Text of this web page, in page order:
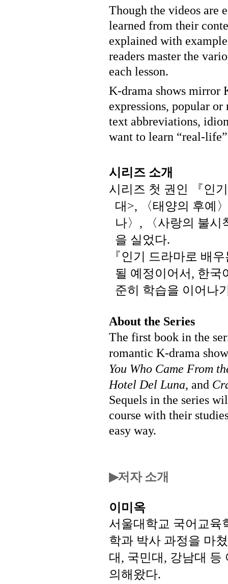
Though the videos are
learned from their
explained with
readers master the
each lesson.
K-drama shows mirror
expressions, popular
text abbreviations,
want to learn “real-
시리즈 소개
시리즈 첫 권인
『인기
대>, 〈태양의 후예
나〉 , 〈사랑의 불시
을 실었다.
『인기 드라마로 배
될 예정이어서, 한국
준히 학습을 이어나
About the Series
The first book in the
romantic K-drama
You Who Came From
Hotel Del Luna, and
Sequels in the series
course with their
easy way.
▶저자 소개
이미옥
서울대학교 국어교육
학과 박사 과정을 마
대, 국민대, 강남대 등
의해왔다.